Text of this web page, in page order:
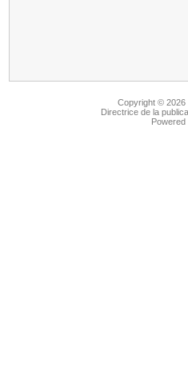
Copyright © 2026
Directrice de la